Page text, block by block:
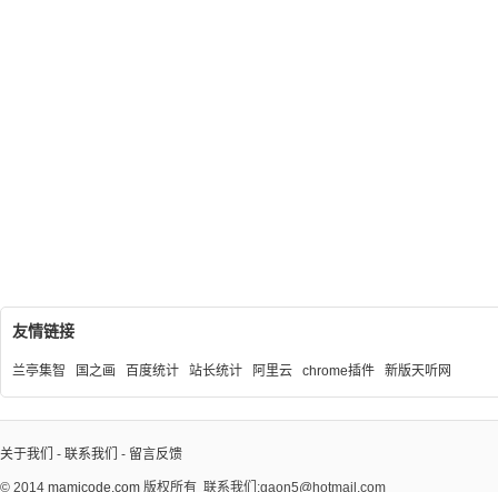
友情链接
兰亭集智 国之画 百度统计 站长统计 阿里云 chrome插件 新版天听网
关于我们 - 联系我们 - 留言反馈
© 2014 mamicode.com 版权所有 联系我们:gaon5@hotmail.com